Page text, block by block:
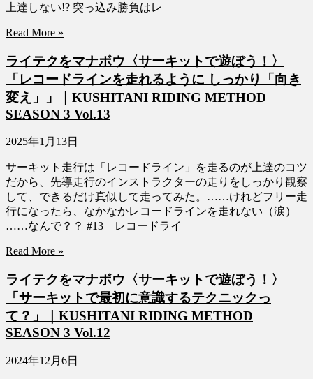
上達しない!? 突っ込み勝負はレ
Read More »
ライテクをマナボウ〈サーキットで遊ぼう！〉
「レコードラインを走れるように しっかり「向き
変え」」｜KUSHITANI RIDING METHOD
SEASON 3 Vol.13
2025年1月13日
サーキット走行は「レコードライン」を走るのが上達のコツ
だから、先導走行のインストラクターの走りをしっかり観察
して、できるだけ真似して走ってみた。……けれどフリー走
行になったら、なかなかレコードラインを走れない（涙）
……なんで？？ #13 レコードライ
Read More »
ライテクをマナボウ〈サーキットで遊ぼう！〉
「サーキットで最初に意識するテクニックっ
て？」｜KUSHITANI RIDING METHOD
SEASON 3 Vol.12
2024年12月6日